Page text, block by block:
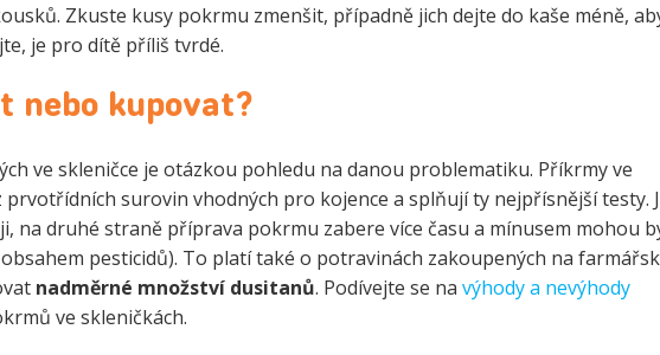
Zkuste kusy pokrmu zmenšit, případně jich dejte do kaše méně,
je pro dítě příliš tvrdé.
nebo kupovat?
ve skleničce je otázkou pohledu na danou problematiku. Příkrmy ve
surovin vhodných pro kojence a splňují ty nejpřísnější testy.
na druhé straně příprava pokrmu zabere více času a mínusem mohou
pesticidů). To platí také o potravinách zakoupených na
nadměrné množství dusitanů. Podívejte se na výhody a nevýhody
ve skleničkách.